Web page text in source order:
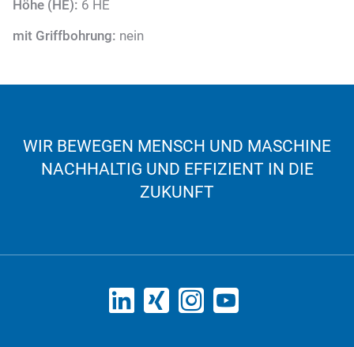
Höhe (HE): 6 HE
mit Griffbohrung: nein
WIR BEWEGEN MENSCH UND MASCHINE
NACHHALTIG UND EFFIZIENT IN DIE
ZUKUNFT